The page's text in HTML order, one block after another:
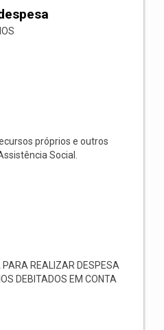
próprios e outros
Social.
REALIZAR DESPESA
DEBITADOS EM CONTA